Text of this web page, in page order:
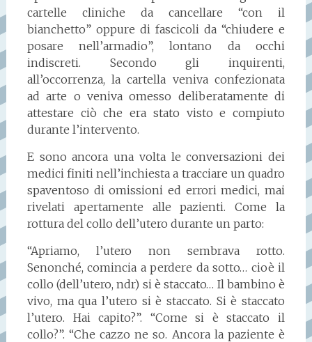
cartelle cliniche da cancellare “con il
bianchetto” oppure di fascicoli da “chiudere e
posare nell’armadio”, lontano da occhi
indiscreti. Secondo gli inquirenti,
all’occorrenza, la cartella veniva confezionata
ad arte o veniva omesso deliberatamente di
attestare ciò che era stato visto e compiuto
durante l’intervento.
E sono ancora una volta le conversazioni dei
medici finiti nell’inchiesta a tracciare un quadro
spaventoso di omissioni ed errori medici, mai
rivelati apertamente alle pazienti. Come la
rottura del collo dell’utero durante un parto:
“Apriamo, l’utero non sembrava rotto.
Senonché, comincia a perdere da sotto… cioè il
collo (dell’utero, ndr) si è staccato… Il bambino è
vivo, ma qua l’utero si è staccato. Si è staccato
l’utero. Hai capito?”. “Come si è staccato il
collo?”. “Che cazzo ne so. Ancora la paziente è